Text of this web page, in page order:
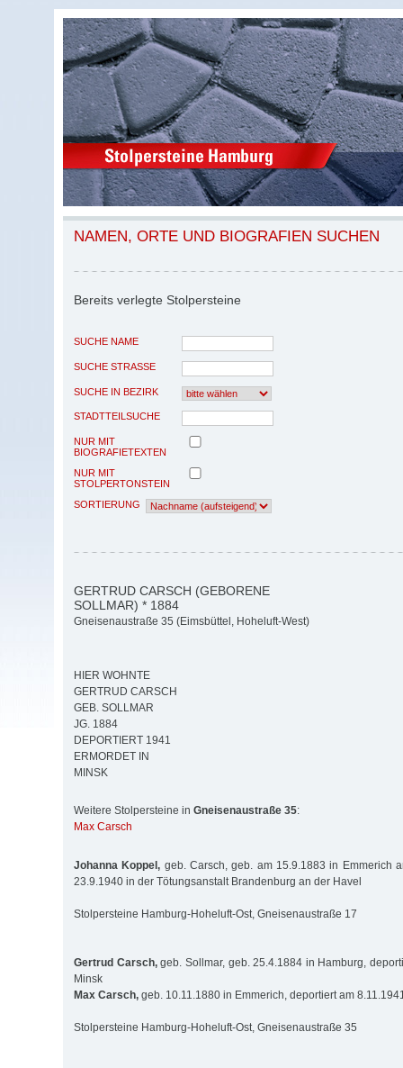
NAMEN, ORTE UND BIOGRAFIEN SUCHEN
Bereits verlegte Stolpersteine
SUCHE NAME
SUCHE STRASSE
SUCHE IN BEZIRK
STADTTEILSUCHE
NUR MIT
BIOGRAFIETEXTEN
NUR MIT
STOLPERTONSTEIN
SORTIERUNG
GERTRUD CARSCH (GEBORENE
SOLLMAR) * 1884
Gneisenaustraße 35 (Eimsbüttel, Hoheluft-West)
HIER WOHNTE
GERTRUD CARSCH
GEB. SOLLMAR
JG. 1884
DEPORTIERT 1941
ERMORDET IN
MINSK
Weitere Stolpersteine in Gneisenaustraße 35:
Max Carsch
Johanna Koppel, geb. Carsch, geb. am 15.9.1883 in Emmerich
23.9.1940 in der Tötungsanstalt Brandenburg an der Havel
Stolpersteine Hamburg-Hoheluft-Ost, Gneisenaustraße 17
Gertrud Carsch,geb. Sollmar, geb. 25.4.1884 in Hamburg,
Minsk
Max Carsch, geb. 10.11.1880 in Emmerich, deportiert am
Stolpersteine Hamburg-Hoheluft-Ost, Gneisenaustraße 35